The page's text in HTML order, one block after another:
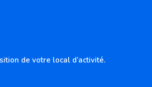
de votre local d’activité.